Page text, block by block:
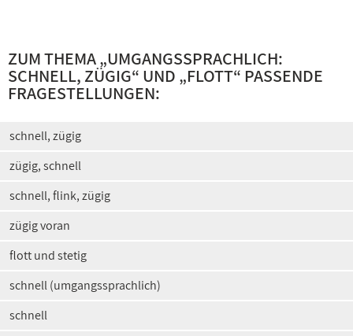
ZUM THEMA „UMGANGSSPRACHLICH:
SCHNELL, ZÜGIG“ UND „FLOTT“ PASSENDE
FRAGESTELLUNGEN:
schnell, zügig
zügig, schnell
schnell, flink, zügig
zügig voran
flott und stetig
schnell (umgangssprachlich)
schnell